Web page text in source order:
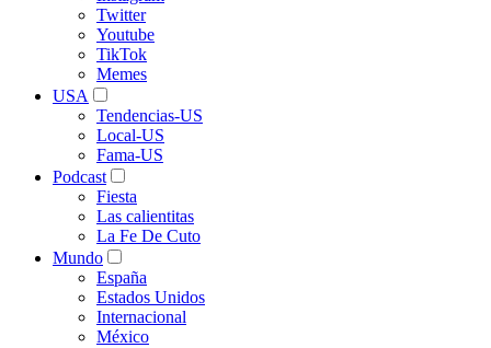
Twitter
Youtube
TikTok
Memes
USA
Tendencias-US
Local-US
Fama-US
Podcast
Fiesta
Las calientitas
La Fe De Cuto
Mundo
España
Estados Unidos
Internacional
México